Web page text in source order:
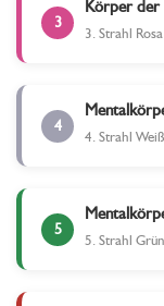
3
Körper der
3. Strahl
4
4. Strahl
5
5. Strahl